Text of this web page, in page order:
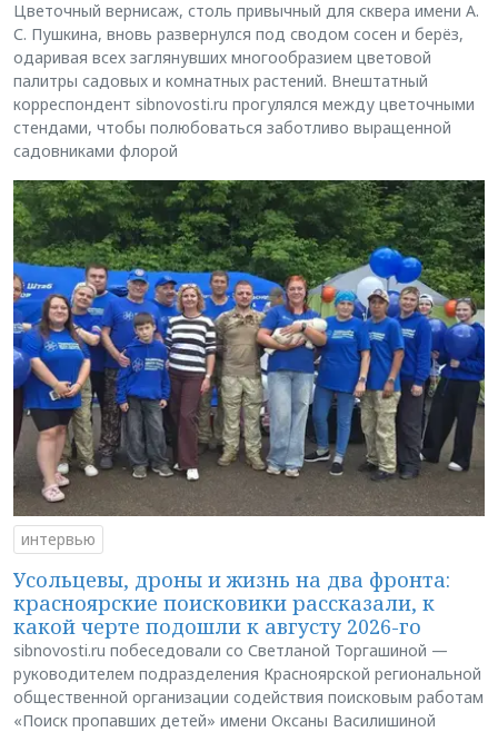
Цветочный вернисаж, столь привычный для сквера имени А.
С. Пушкина, вновь развернулся под сводом сосен и берёз,
одаривая всех заглянувших многообразием цветовой
палитры садовых и комнатных растений. Внештатный
корреспондент sibnovosti.ru прогулялся между цветочными
стендами, чтобы полюбоваться заботливо выращенной
садовниками флорой
интервью
Усольцевы, дроны и жизнь на два фронта:
красноярские поисковики рассказали, к
какой черте подошли к августу 2026-го
sibnovosti.ru побеседовали со Светланой Торгашиной —
руководителем подразделения Красноярской региональной
общественной организации содействия поисковым работам
«Поиск пропавших детей» имени Оксаны Василишиной